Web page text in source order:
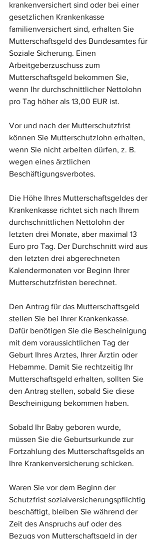
krankenversichert sind oder bei einer
gesetzlichen Krankenkasse
familienversichert sind, erhalten Sie
Mutterschaftsgeld des Bundesamtes für
Soziale Sicherung. Einen
Arbeitgeberzuschuss zum
Mutterschaftsgeld bekommen Sie,
wenn Ihr durchschnittlicher Nettolohn
pro Tag höher als 13,00 EUR ist.
Vor und nach der Mutterschutzfrist
können Sie Mutterschutzlohn erhalten,
wenn Sie nicht arbeiten dürfen, z. B.
wegen eines ärztlichen
Beschäftigungsverbotes.
Die Höhe Ihres Mutterschaftsgeldes der
Krankenkasse richtet sich nach Ihrem
durchschnittlichen Nettolohn der
letzten drei Monate, aber maximal 13
Euro pro Tag. Der Durchschnitt wird aus
den letzten drei abgerechneten
Kalendermonaten vor Beginn Ihrer
Mutterschutzfristen berechnet.
Den Antrag für das Mutterschaftsgeld
stellen Sie bei Ihrer Krankenkasse.
Dafür benötigen Sie die Bescheinigung
mit dem voraussichtlichen Tag der
Geburt Ihres Arztes, Ihrer Ärztin oder
Hebamme. Damit Sie rechtzeitig Ihr
Mutterschaftsgeld erhalten, sollten Sie
den Antrag stellen, sobald Sie diese
Bescheinigung bekommen haben.
Sobald Ihr Baby geboren wurde,
müssen Sie die Geburtsurkunde zur
Fortzahlung des Mutterschaftsgelds an
Ihre Krankenversicherung schicken.
Waren Sie vor dem Beginn der
Schutzfrist sozialversicherungspflichtig
beschäftigt, bleiben Sie während der
Zeit des Anspruchs auf oder des
Bezugs von Mutterschaftsgeld in der